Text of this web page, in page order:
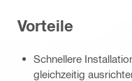
Vorteile
Schnellere
gleichzeitig